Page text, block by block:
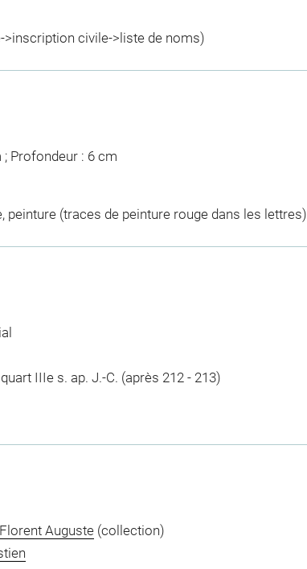
>inscription civile->liste de noms)
; Profondeur : 6 cm
peinture (traces de peinture rouge dans les lettres)
IIIe s. ap. J.-C. (après 212 - 213)
Auguste(collection)